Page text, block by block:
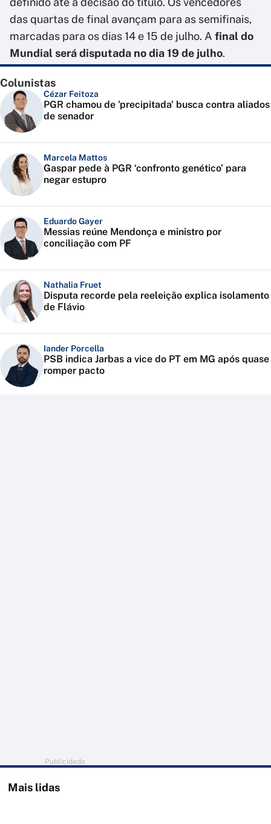
das quartas de final avançam para as semifinais,
marcadas para os dias 14 e 15 de julho. A final do
Mundial será disputada no dia 19 de julho.
Colunistas
Cézar Feitoza
PGR chamou de 'precipitada' busca contra aliados
de senador
Marcela Mattos
Gaspar pede à PGR ‘confronto genético’ para
negar estupro
Eduardo Gayer
Messias reúne Mendonça e ministro por
conciliação com PF
Nathalia Fruet
Disputa recorde pela reeleição explica isolamento
de Flávio
Iander Porcella
PSB indica Jarbas a vice do PT em MG após quase
romper pacto
Publicidade
Mais lidas